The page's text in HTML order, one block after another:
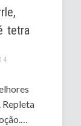
tetra
Repleta